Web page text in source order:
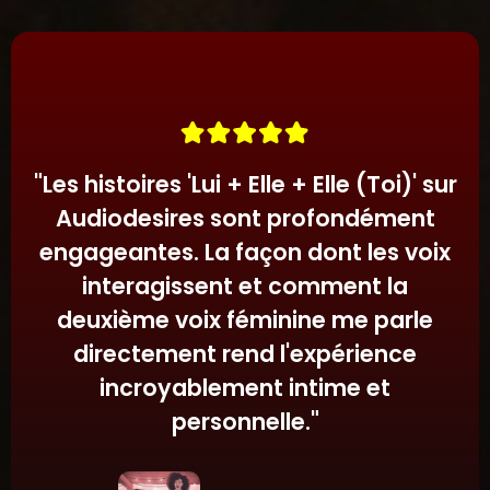
crée une expérience vraiment immersive qui
collection d'histoires érotiques audio
ASMR et une narration intime.
"Les histoires 'Lui + Elle + Elle (Toi)' sur
Audiodesires sont profondément
engageantes. La façon dont les voix
interagissent et comment la
deuxième voix féminine me parle
directement rend l'expérience
incroyablement intime et
personnelle."